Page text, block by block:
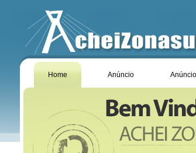
Home Anúncio